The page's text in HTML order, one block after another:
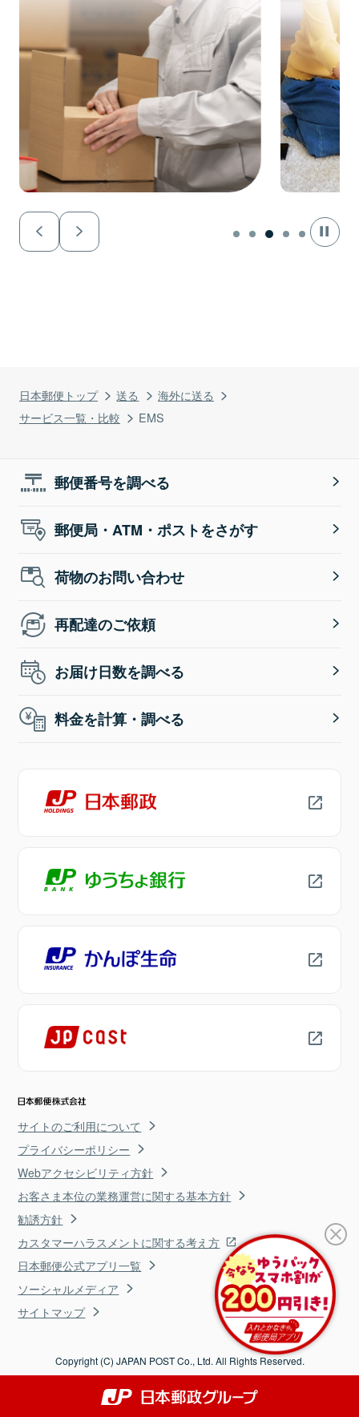
日本郵便トップ 送る
海外に送る
サービス一覧・比較
EMS
郵便番号を調べる
郵便局・ATM・ポストをさがす
荷物のお問い合わせ
再配達のご依頼
お届け日数を調べる
料金を計算・調べる
サイトのご利用について
プライバシーポリシー
Webアクセシビリティ方針
お客さま本位の業務運営に関する基本方針
勧誘方針
カスタマーハラスメントに関する考え方
日本郵便公式アプリ一覧
ソーシャルメディア
サイトマップ
Copyright (C) JAPAN POST Co., Ltd. All Rights Reserved.